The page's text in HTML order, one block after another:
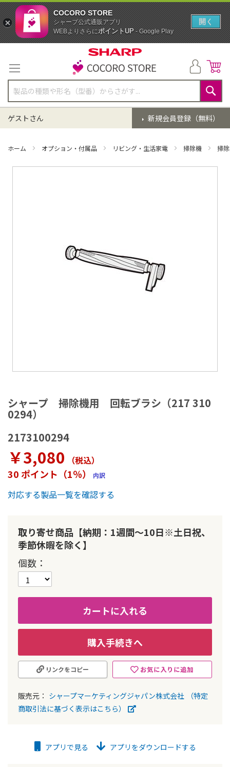
テ
ン
ツ
に
ス
キ
ッ
検
索
新規会員登録（無料）
ゲストさん
ホーム オプション・付属品 リビング・生活家電 掃除機 掃
シャープ 掃除機用 回転ブラシ（217 310
0294）
2173100294
￥3,080 （税込）
30 ポイント（1％） 内訳
対応する製品一覧を確認する
取り寄せ商品【納期：1週間～10日※土日祝、
季節休暇を除く】
個数
カートに入れる
購入手続きへ
お気に入りに追加
リンクをコピー
販売元： シャープマーケティングジャパン株式会社
（特定
商取引法に基づく表示はこちら）
メ
ー
ジ
ャ
リ
ー
の
最
初
動
す
る
アプリで見る アプリをダウンロードする
COCORO STORE
シャープ公式通販アプリ
WEBよりさらにポイントUP- Google Play
開く